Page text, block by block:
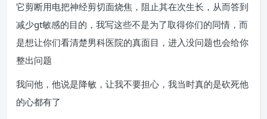
它剪断用电把神经剪切面烧焦，阻止其在次生长，从而答到
减少gt敏感的目的，我写这些不是为了取得你们的同情，而
是想让你们看清楚男科医院的真面目，进入没问题也会给你
整出问题
我问他，他说是降敏，让我不要担心，我当时真的是砍死他
的心都有了